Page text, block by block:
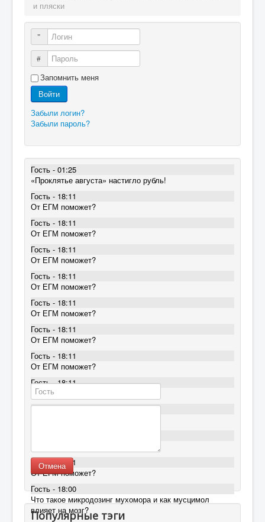
и пляски
Логин
Пароль
Запомнить меня
Войти
Забыли логин?
Забыли пароль?
Гость - 01:25
«Проклятье августа» настигло рубль!
Гость - 18:11
От ЕГМ поможет?
Гость - 18:11
От ЕГМ поможет?
Гость - 18:11
От ЕГМ поможет?
Гость - 18:11
От ЕГМ поможет?
Гость - 18:11
От ЕГМ поможет?
Гость - 18:11
От ЕГМ поможет?
Гость - 18:11
От ЕГМ поможет?
Гость - 18:11
От ЕГМ поможет?
Гость - 18:11
Гость - 18:11
От ЕГМ поможет?
Гость - 18:00
Что такое микродозинг мухомора и как мусцимол
влияет на мозг?
Отмена
Популярные тэги